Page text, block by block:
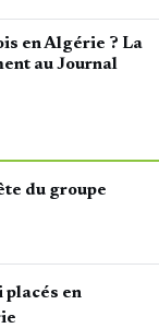
en Algérie ? La
au Journal
du groupe
en